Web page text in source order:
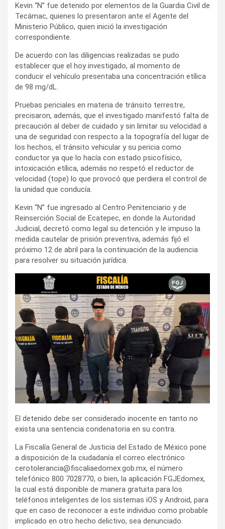
Kevin “N” fue detenido por elementos de la Guardia Civil de
Tecámac, quienes lo presentaron ante el Agente del
Ministerio Público, quien inició la investigación
correspondiente.
De acuerdo con las diligencias realizadas se pudo
establecer que el hoy investigado, al momento de
conducir el vehículo presentaba una concentración etílica
de 98 mg/dL.
Pruebas periciales en materia de tránsito terrestre,
precisaron, además, que el investigado manifestó falta de
precaución al deber de cuidado y sin limitar su velocidad a
una de seguridad con respecto a la topografía del lugar de
los hechos, el tránsito vehicular y su pericia como
conductor ya que lo hacía con estado psicofísico,
intoxicación etílica, además no respetó el reductor de
velocidad (tope) lo que provocó que perdiera el control de
la unidad que conducía.
Kevin “N” fue ingresado al Centro Penitenciario y de
Reinserción Social de Ecatepec, en donde la Autoridad
Judicial, decretó como legal su detención y le impuso la
medida cautelar de prisión preventiva, además fijó el
próximo 12 de abril para la continuación de la audiencia
para resolver su situación jurídica.
El detenido debe ser considerado inocente en tanto no
exista una sentencia condenatoria en su contra.
La Fiscalía General de Justicia del Estado de México pone
a disposición de la ciudadanía el correo electrónico
cerotolerancia@fiscaliaedomex.gob.mx, el número
telefónico 800 7028770, o bien, la aplicación FGJEdomex,
la cual está disponible de manera gratuita para los
teléfonos inteligentes de los sistemas iOS y Android, para
que en caso de reconocer a este individuo como probable
implicado en otro hecho delictivo, sea denunciado.